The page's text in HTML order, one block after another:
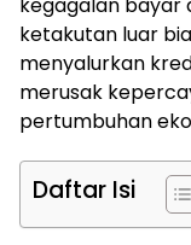
kegagalan bayar
ketakutan luar
menyalurkan
merusak
pertumbuhan
Daftar Isi